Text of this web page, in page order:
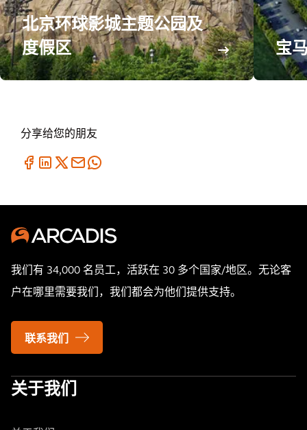
北京环球影城主题公园及
度假区
宝
分享给您的朋友
我们有 34,000 名员工，活跃在 30 多个国家/地区。无论客
户在哪里需要我们，我们都会为他们提供支持。
联系我们
关于我们